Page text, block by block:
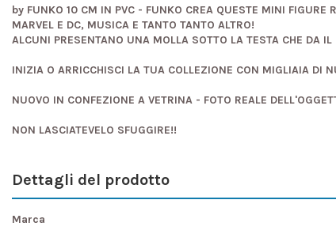
by FUNKO 10 CM IN PVC - FUNKO CREA QUESTE MINI FIGURE
MARVEL E DC, MUSICA E TANTO TANTO ALTRO!
ALCUNI PRESENTANO UNA MOLLA SOTTO LA TESTA CHE DA
INIZIA O ARRICCHISCI LA TUA COLLEZIONE CON MIGLIAIA DI
NUOVO IN CONFEZIONE A VETRINA - FOTO REALE
NON LASCIATEVELO SFUGGIRE!!
Dettagli del prodotto
Marca